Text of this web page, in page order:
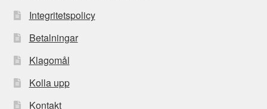
Integritetspolicy
Betalningar
Klagomål
Kolla upp
Kontakt